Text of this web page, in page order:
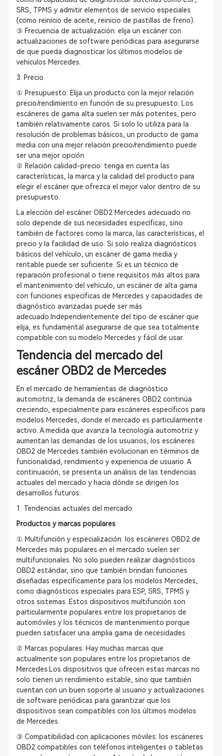
SRS, TPMS y admitir elementos de servicio especiales
(como reinicio de aceite, reinicio de pastillas de freno).
③ Frecuencia de actualización: elija un escáner con
actualizaciones de software periódicas para asegurarse
de que pueda diagnosticar los últimos modelos de
vehículos Mercedes.
3. Precio
① Presupuesto: Elija un producto con la mejor relación
precio/rendimiento en función de su presupuesto. Los
escáneres de gama alta suelen ser más potentes, pero
también relativamente caros. Si solo lo utiliza para la
resolución de problemas básicos, un producto de gama
media con una mejor relación precio/rendimiento puede
ser una mejor opción.
② Relación calidad-precio: tenga en cuenta las
características, la marca y la calidad del producto para
elegir el escáner que ofrezca el mejor valor dentro de su
presupuesto.
La elección del escáner OBD2 Mercedes adecuado no
solo depende de sus necesidades específicas, sino
también de factores como la marca, las características, el
precio y la facilidad de uso. Si solo realiza diagnósticos
básicos del vehículo, un escáner de gama media y
rentable puede ser suficiente. Si es un técnico de
reparación profesional o tiene requisitos más altos para
el mantenimiento del vehículo, un escáner de alta gama
con funciones específicas de Mercedes y capacidades de
diagnóstico avanzadas puede ser más
adecuado.Independientemente del tipo de escáner que
elija, es fundamental asegurarse de que sea totalmente
compatible con su modelo Mercedes y fácil de usar.
Tendencia del mercado del
escáner OBD2 de Mercedes
En el mercado de herramientas de diagnóstico
automotriz, la demanda de escáneres OBD2 continúa
creciendo, especialmente para escáneres específicos para
modelos Mercedes, donde el mercado es particularmente
activo. A medida que avanza la tecnología automotriz y
aumentan las demandas de los usuarios, los escáneres
OBD2 de Mercedes también evolucionan en términos de
funcionalidad, rendimiento y experiencia de usuario. A
continuación, se presenta un análisis de las tendencias
actuales del mercado y hacia dónde se dirigen los
desarrollos futuros.
1. Tendencias actuales del mercado
Productos y marcas populares
① Multifunción y especialización: los escáneres OBD2 de
Mercedes más populares en el mercado suelen ser
multifuncionales. No solo pueden realizar diagnósticos
OBD2 estándar, sino que también brindan funciones
diseñadas específicamente para los modelos Mercedes,
como diagnósticos especiales para ESP, SRS, TPMS y
otros sistemas. Estos dispositivos multifunción son
particularmente populares entre los propietarios de
automóviles y los técnicos de mantenimiento porque
pueden satisfacer una amplia gama de necesidades.
② Marcas populares: Hay muchas marcas que
actualmente son populares entre los propietarios de
Mercedes.Los dispositivos que ofrecen estas marcas no
solo tienen un rendimiento estable, sino que también
cuentan con un buen soporte al usuario y actualizaciones
de software periódicas para garantizar que los
dispositivos sean compatibles con los últimos modelos
de Mercedes.
③ Compatibilidad con aplicaciones móviles: los escáneres
OBD2 compatibles con teléfonos inteligentes o tabletas